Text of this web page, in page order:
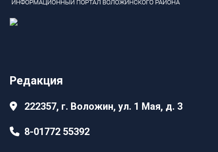
Редакция
222357, г. Воложин, ул. 1 Мая, д. 3
8-01772 55392